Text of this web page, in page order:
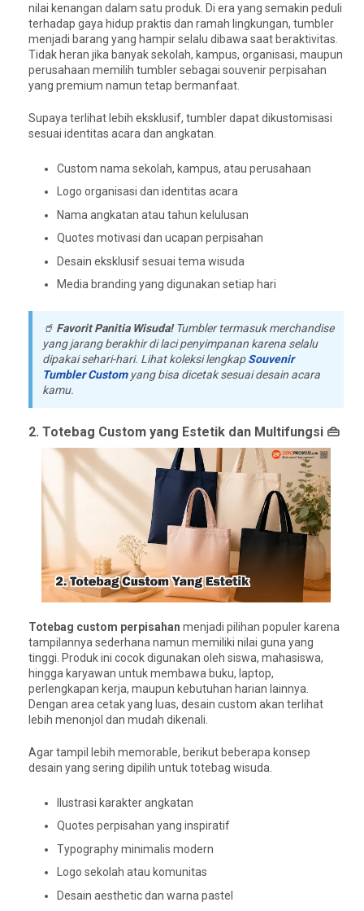
nilai kenangan dalam satu produk. Di era yang semakin peduli
terhadap gaya hidup praktis dan ramah lingkungan, tumbler
menjadi barang yang hampir selalu dibawa saat beraktivitas.
Tidak heran jika banyak sekolah, kampus, organisasi, maupun
perusahaan memilih tumbler sebagai souvenir perpisahan
yang premium namun tetap bermanfaat.
Supaya terlihat lebih eksklusif, tumbler dapat dikustomisasi
sesuai identitas acara dan angkatan.
Custom nama sekolah, kampus, atau perusahaan
Logo organisasi dan identitas acara
Nama angkatan atau tahun kelulusan
Quotes motivasi dan ucapan perpisahan
Desain eksklusif sesuai tema wisuda
Media branding yang digunakan setiap hari
🥤 Favorit Panitia Wisuda!Tumbler termasuk merchandise
yang jarang berakhir di laci penyimpanan karena selalu
dipakai sehari-hari. Lihat koleksi lengkapSouvenir
Tumbler Customyang bisa dicetak sesuai desain acara
kamu.
2. Totebag Custom yang Estetik dan Multifungsi 👜
Totebag custom perpisahan menjadi pilihan populer karena
tampilannya sederhana namun memiliki nilai guna yang
tinggi. Produk ini cocok digunakan oleh siswa, mahasiswa,
hingga karyawan untuk membawa buku, laptop,
perlengkapan kerja, maupun kebutuhan harian lainnya.
Dengan area cetak yang luas, desain custom akan terlihat
lebih menonjol dan mudah dikenali.
Agar tampil lebih memorable, berikut beberapa konsep
desain yang sering dipilih untuk totebag wisuda.
Ilustrasi karakter angkatan
Quotes perpisahan yang inspiratif
Typography minimalis modern
Logo sekolah atau komunitas
Desain aesthetic dan warna pastel